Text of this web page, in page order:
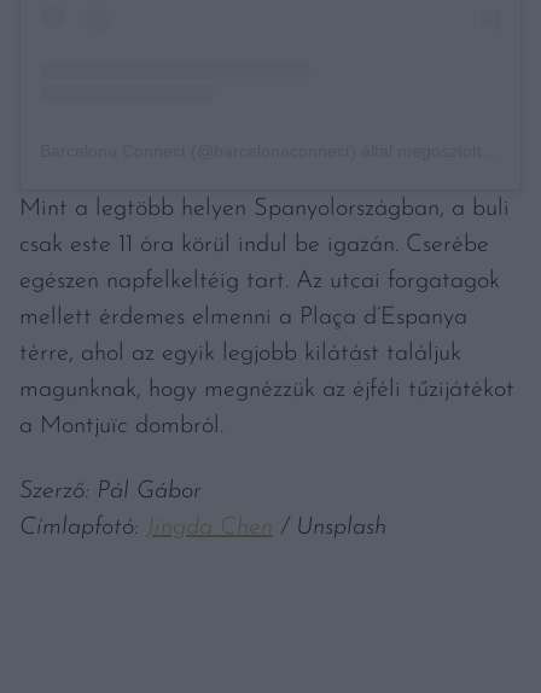
Mint a legtöbb helyen Spanyolországban, a buli
csak este 11 óra körül indul be igazán. Cserébe
egészen napfelkeltéig tart. Az utcai forgatagok
mellett érdemes elmenni a Plaça d’Espanya
térre, ahol az egyik legjobb kilátást találjuk
magunknak, hogy megnézzük az éjféli tűzijátékot
a Montjuïc dombról.
Szerző: Pál Gábor
Címlapfotó: Jingda Chen / Unsplash